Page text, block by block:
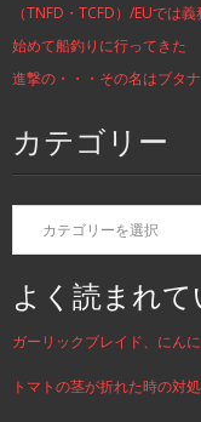
（TNFD・TCFD）/EUでは
始めて船釣りに行ってきた
進撃の・・・その名はブタナ
カテゴリー
カ
ゴ
リ
ー
よく読まれ
ガーリックブレイド、にん
トマトの茎が折れた時の対